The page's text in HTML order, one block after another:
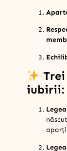
iubirii: